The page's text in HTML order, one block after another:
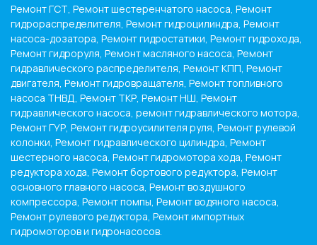
Ремонт ГСТ, Ремонт шестеренчатого насоса, Ремонт
гидрораспределителя, Ремонт гидроцилиндра, Ремонт
насоса-дозатора, Ремонт гидростатики, Ремонт гидрохода,
Ремонт гидроруля, Ремонт масляного насоса, Ремонт
гидравлического распределителя, Ремонт КПП, Ремонт
двигателя, Ремонт гидровращателя, Ремонт топливного
насоса ТНВД, Ремонт ТКР, Ремонт НШ, Ремонт
гидравлического насоса, ремонт гидравлического мотора,
Ремонт ГУР, Ремонт гидроусилителя руля, Ремонт рулевой
колонки, Ремонт гидравлического цилиндра, Ремонт
шестерного насоса, Ремонт гидромотора хода, Ремонт
редуктора хода, Ремонт бортового редуктора, Ремонт
основного главного насоса, Ремонт воздушного
компрессора, Ремонт помпы, Ремонт водяного насоса,
Ремонт рулевого редуктора, Ремонт импортных
гидромоторов и гидронасосов.